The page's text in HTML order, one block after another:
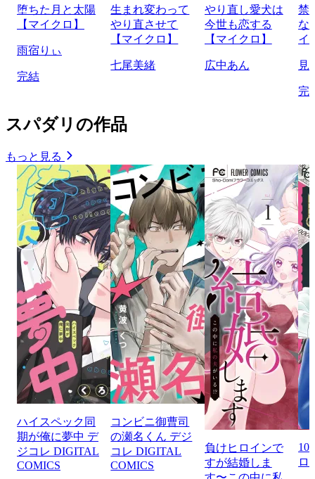
堕ちた月と太陽
【マイクロ】
雨宿りぃ
完結
生まれ変わって
やり直させて
【マイクロ】
七尾美緒
やり直し愛犬は
今世も恋する
【マイクロ】
広中あん
禁
な
イ
見
完
スパダリの作品
もっと見る
ハイスペック同
期が俺に夢中 デ
ジコレ DIGITAL
COMICS
コンビニ御曹司
の瀬名くん デジ
コレ DIGITAL
COMICS
負けヒロインで
すが結婚しま
ロ